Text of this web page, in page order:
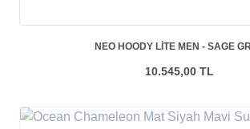
NEO HOODY LITE MEN - SAGE
10.545,00 TL